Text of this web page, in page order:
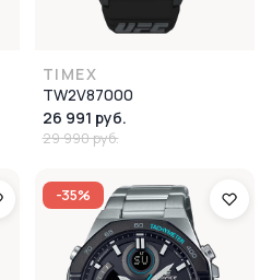
TIMEX
TW2V87000
26 991 руб.
29 990 руб.
-35%